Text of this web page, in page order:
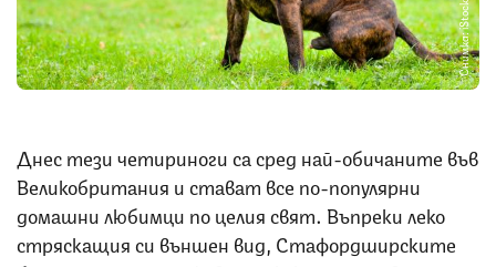
Снимка: iStock
Днес тези четириноги са сред най-обичаните във
Великобритания и стават все по-популярни
домашни любимци по целия свят. Въпреки леко
стряскащия си външен вид, Стафордширските